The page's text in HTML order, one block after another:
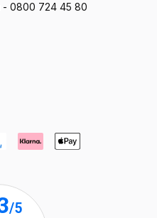
- 0800 724 45 80